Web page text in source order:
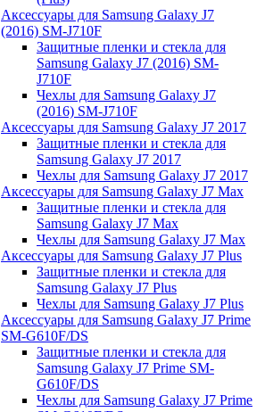
Аксессуары для Samsung Galaxy J7
(2016) SM-J710F
Защитные пленки и стекла для
Samsung Galaxy J7 (2016) SM-
J710F
Чехлы для Samsung Galaxy J7
(2016) SM-J710F
Аксессуары для Samsung Galaxy J7 2017
Защитные пленки и стекла для
Samsung Galaxy J7 2017
Чехлы для Samsung Galaxy J7 2017
Аксессуары для Samsung Galaxy J7 Max
Защитные пленки и стекла для
Samsung Galaxy J7 Max
Чехлы для Samsung Galaxy J7 Max
Аксессуары для Samsung Galaxy J7 Plus
Защитные пленки и стекла для
Samsung Galaxy J7 Plus
Чехлы для Samsung Galaxy J7 Plus
Аксессуары для Samsung Galaxy J7 Prime
SM-G610F/DS
Защитные пленки и стекла для
Samsung Galaxy J7 Prime SM-
G610F/DS
Чехлы для Samsung Galaxy J7 Prime